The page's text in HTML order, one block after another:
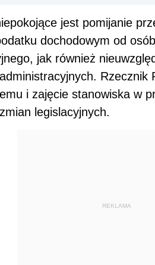
jest pomijanie
dochodowym od
jak również
Rzecznik
i zajęcie stanowiska w
legislacyjnych.
REKLAMA